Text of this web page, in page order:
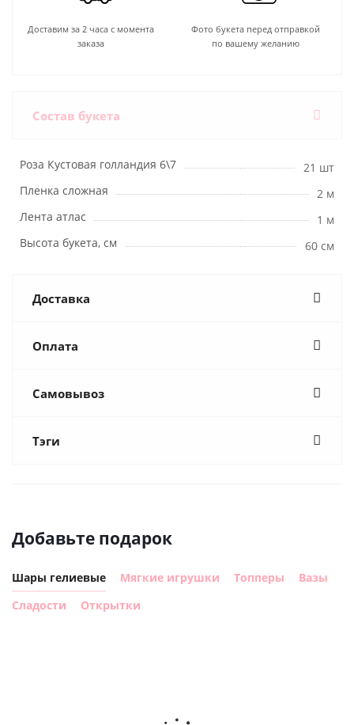
Доставим за 2 часа с момента
заказа
Фото букета перед отправкой
по вашему желанию
Состав букета
Роза Кустовая голландия 6\7
21 шт
Пленка сложная
2 м
Лента атлас
1 м
Высота букета, см
60 см
Доставка
Оплата
Самовывоз
Тэги
Добавьте подарок
Шары гелиевые Мягкие игрушки Топперы
Вазы
Сладости
Открытки
Шар